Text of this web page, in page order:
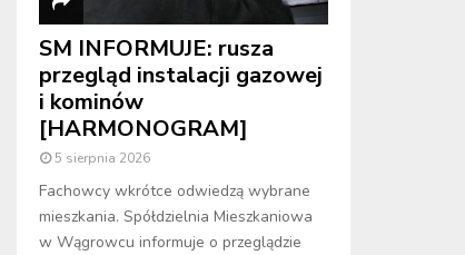
SM INFORMUJE: rusza
przegląd instalacji gazowej
i kominów
[HARMONOGRAM]
5 sierpnia 2026
Fachowcy wkrótce odwiedzą wybrane
mieszkania. Spółdzielnia Mieszkaniowa
w Wągrowcu informuje o przeglądzie